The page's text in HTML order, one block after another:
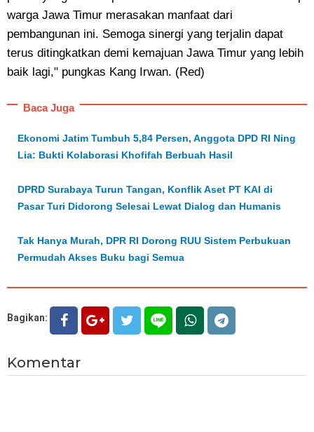
warga Jawa Timur merasakan manfaat dari
pembangunan ini. Semoga sinergi yang terjalin dapat
terus ditingkatkan demi kemajuan Jawa Timur yang lebih
baik lagi," pungkas Kang Irwan. (Red)
Baca Juga
Ekonomi Jatim Tumbuh 5,84 Persen, Anggota DPD RI Ning
Lia: Bukti Kolaborasi Khofifah Berbuah Hasil
DPRD Surabaya Turun Tangan, Konflik Aset PT KAI di
Pasar Turi Didorong Selesai Lewat Dialog dan Humanis
Tak Hanya Murah, DPR RI Dorong RUU Sistem Perbukuan
Permudah Akses Buku bagi Semua
Bagikan:
Komentar